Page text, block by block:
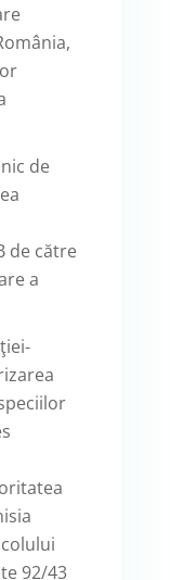
de
de către
a
92/43